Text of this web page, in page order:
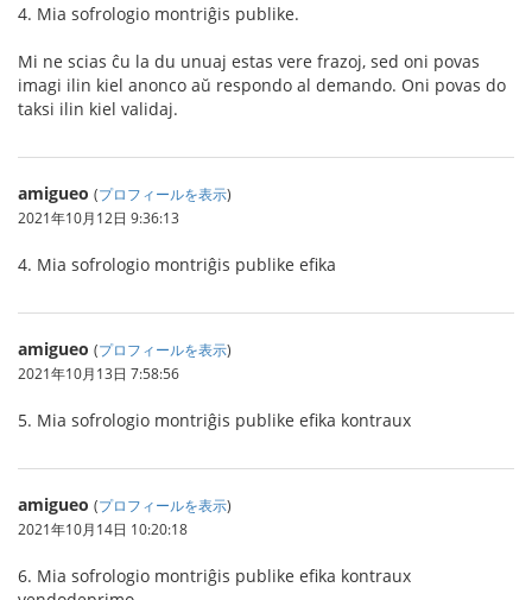
4. Mia sofrologio montriĝis publike.
Mi ne scias ĉu la du unuaj estas vere frazoj, sed oni povas
imagi ilin kiel anonco aŭ respondo al demando. Oni povas do
taksi ilin kiel validaj.
amigueo (プロフィールを表示)
2021年10月12日 9:36:13
4. Mia sofrologio montriĝis publike efika
amigueo (プロフィールを表示)
2021年10月13日 7:58:56
5. Mia sofrologio montriĝis publike efika kontraux
amigueo (プロフィールを表示)
2021年10月14日 10:20:18
6. Mia sofrologio montriĝis publike efika kontraux